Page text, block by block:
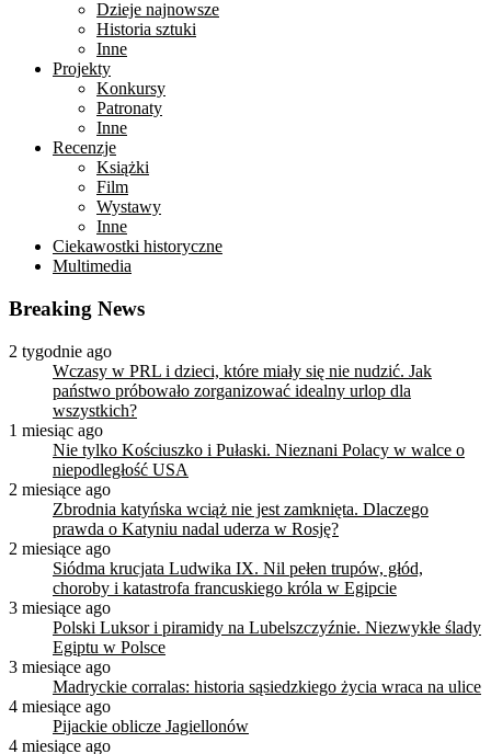
Dzieje najnowsze
Historia sztuki
Inne
Projekty
Konkursy
Patronaty
Inne
Recenzje
Książki
Film
Wystawy
Inne
Ciekawostki historyczne
Multimedia
Breaking News
2 tygodnie ago
Wczasy w PRL i dzieci, które miały się nie nudzić. Jak
państwo próbowało zorganizować idealny urlop dla
wszystkich?
1 miesiąc ago
Nie tylko Kościuszko i Pułaski. Nieznani Polacy w walce o
niepodległość USA
2 miesiące ago
Zbrodnia katyńska wciąż nie jest zamknięta. Dlaczego
prawda o Katyniu nadal uderza w Rosję?
2 miesiące ago
Siódma krucjata Ludwika IX. Nil pełen trupów, głód,
choroby i katastrofa francuskiego króla w Egipcie
3 miesiące ago
Polski Luksor i piramidy na Lubelszczyźnie. Niezwykłe ślady
Egiptu w Polsce
3 miesiące ago
Madryckie corralas: historia sąsiedzkiego życia wraca na ulice
4 miesiące ago
Pijackie oblicze Jagiellonów
4 miesiące ago